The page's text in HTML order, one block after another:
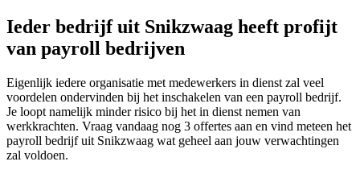
Ieder bedrijf uit Snikzwaag heeft profijt
van payroll bedrijven
Eigenlijk iedere organisatie met medewerkers in dienst zal veel
voordelen ondervinden bij het inschakelen van een payroll bedrijf.
Je loopt namelijk minder risico bij het in dienst nemen van
werkkrachten. Vraag vandaag nog 3 offertes aan en vind meteen het
payroll bedrijf uit Snikzwaag wat geheel aan jouw verwachtingen
zal voldoen.